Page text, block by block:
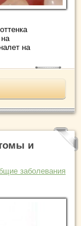
на
и
заболевания